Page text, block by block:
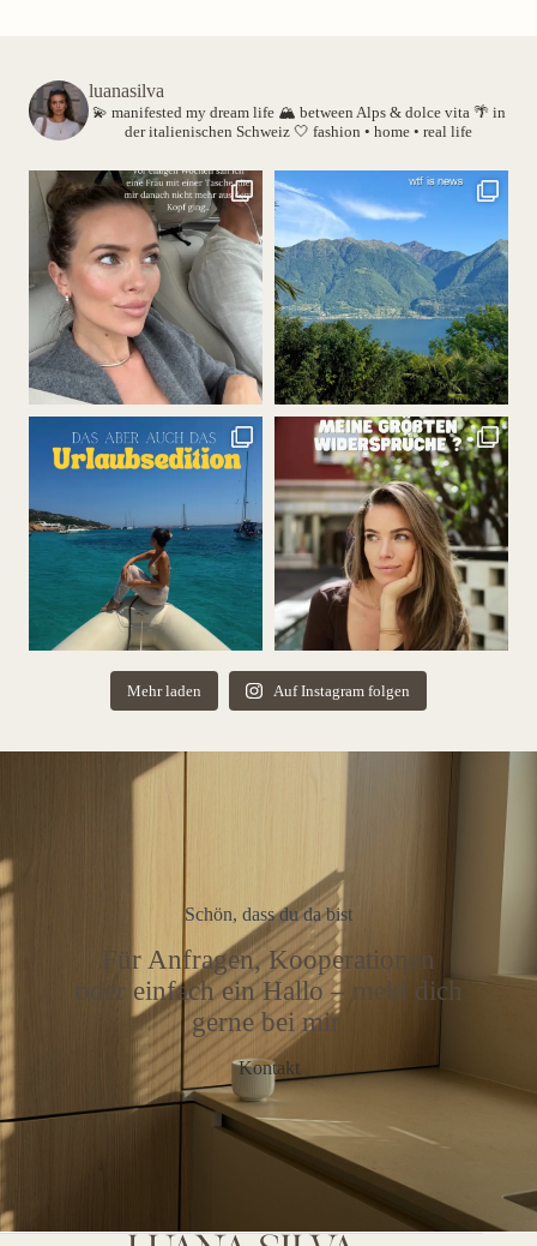
luanasilva
💫 manifested my dream life 🏔️ between Alps & dolce vita 🌴 in
der italienischen Schweiz 🤍 fashion • home • real life
Mehr laden Auf Instagram folgen
Schön, dass du da bist
Für Anfragen, Kooperationen
oder einfach ein Hallo – meld dich
gerne bei mir.
Kontakt